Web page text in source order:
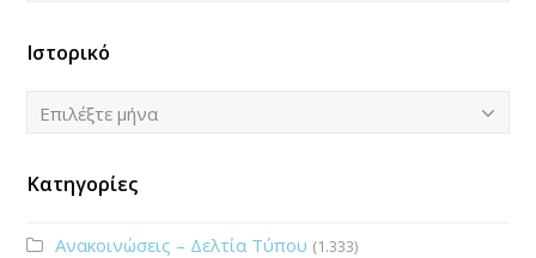
Ιστορικό
Ιστορικό
Επιλέξτε μήνα
Κατηγορίες
Ανακοινώσεις – Δελτία Τύπου (1.333)